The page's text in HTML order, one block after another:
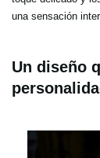
una sensación
Un diseño